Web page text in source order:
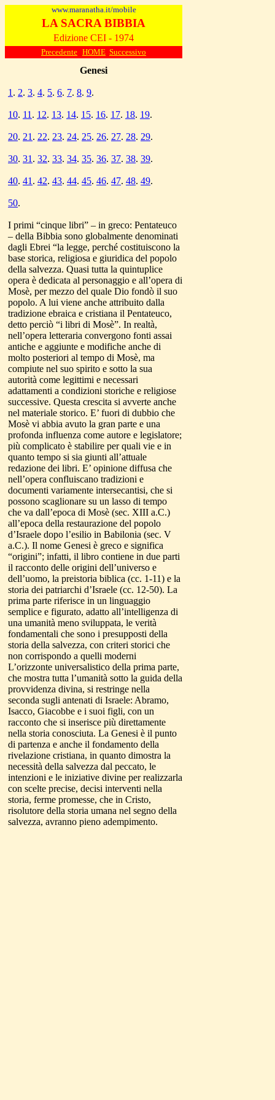
www.maranatha.it/mobile
LA SACRA BIBBIA
Edizione CEI - 1974
Precedente HOME Successivo
Genesi
1 . 2. 3. 4. 5. 6. 7. 8. 9.
10. 11 . 12. 13. 14. 15. 16. 17. 18. 19.
20. 21 . 22. 23. 24. 25. 26. 27. 28. 29.
30. 31 . 32. 33. 34. 35. 36. 37. 38. 39.
40. 41 . 42. 43. 44. 45. 46. 47. 48. 49.
50.
I primi “cinque libri” – in greco: Pentateuco
– della Bibbia sono globalmente denominati
dagli Ebrei “la legge, perché costituiscono la
base storica, religiosa e giuridica del popolo
della salvezza. Quasi tutta la quintuplice
opera è dedicata al personaggio e all’opera di
Mosè, per mezzo del quale Dio fondò il suo
popolo. A lui viene anche attribuito dalla
tradizione ebraica e cristiana il Pentateuco,
detto perciò “i libri di Mosè”. In realtà,
nell’opera letteraria convergono fonti assai
antiche e aggiunte e modifiche anche di
molto posteriori al tempo di Mosè, ma
compiute nel suo spirito e sotto la sua
autorità come legittimi e necessari
adattamenti a condizioni storiche e religiose
successive. Questa crescita si avverte anche
nel materiale storico. E’ fuori di dubbio che
Mosè vi abbia avuto la gran parte e una
profonda influenza come autore e legislatore;
più complicato è stabilire per quali vie e in
quanto tempo si sia giunti all’attuale
redazione dei libri. E’ opinione diffusa che
nell’opera confluiscano tradizioni e
documenti variamente intersecantisi, che si
possono scaglionare su un lasso di tempo
che va dall’epoca di Mosè (sec. XIII a.C.)
all’epoca della restaurazione del popolo
d’Israele dopo l’esilio in Babilonia (sec. V
a.C.). Il nome Genesi è greco e significa
“origini”; infatti, il libro contiene in due parti
il racconto delle origini dell’universo e
dell’uomo, la preistoria biblica (cc. 1-11) e la
storia dei patriarchi d’Israele (cc. 12-50). La
prima parte riferisce in un linguaggio
semplice e figurato, adatto all’intelligenza di
una umanità meno sviluppata, le verità
fondamentali che sono i presupposti della
storia della salvezza, con criteri storici che
non corrispondo a quelli moderni
L’orizzonte universalistico della prima parte,
che mostra tutta l’umanità sotto la guida della
provvidenza divina, si restringe nella
seconda sugli antenati di Israele: Abramo,
Isacco, Giacobbe e i suoi figli, con un
racconto che si inserisce più direttamente
nella storia conosciuta. La Genesi è il punto
di partenza e anche il fondamento della
rivelazione cristiana, in quanto dimostra la
necessità della salvezza dal peccato, le
intenzioni e le iniziative divine per realizzarla
con scelte precise, decisi interventi nella
storia, ferme promesse, che in Cristo,
risolutore della storia umana nel segno della
salvezza, avranno pieno adempimento.